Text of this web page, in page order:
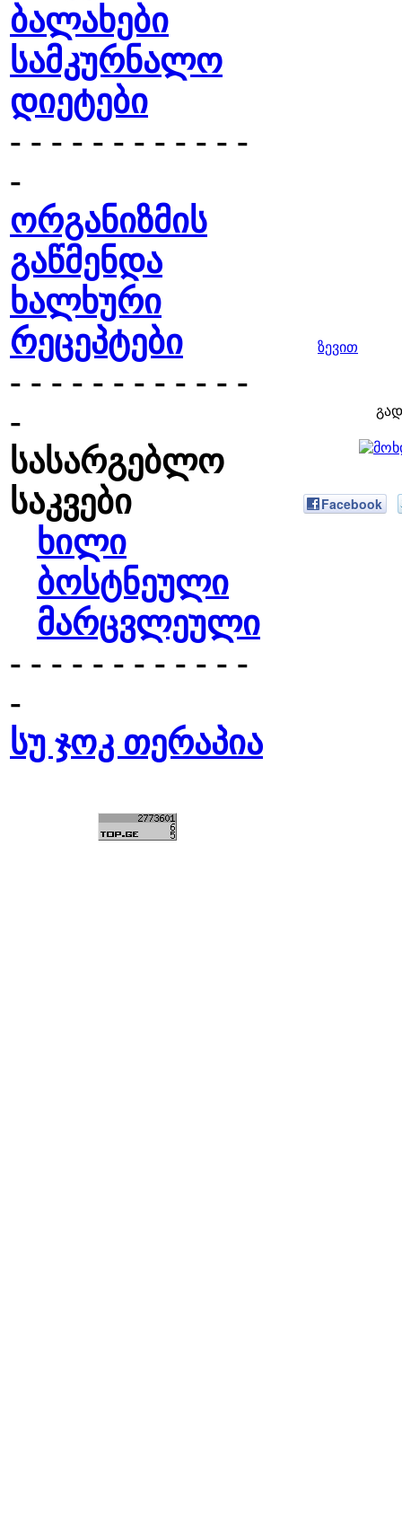
ბალახები
სამკურნალო
დიეტები
- - - - - - - - - - - -
-
ორგანიზმის
გაწმენდა
ხალხური
რეცეპტები
- - - - - - - - - - - -
-
სასარგებლო
საკვები
ხილი
ბოსტნეული
მარცვლეული
- - - - - - - - - - - -
-
სუ ჯოკ თერაპია
ზევით
Facebook